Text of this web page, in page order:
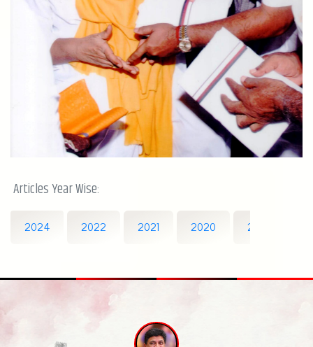
Articles Year Wise:
2024 2022 2021 2020 2019